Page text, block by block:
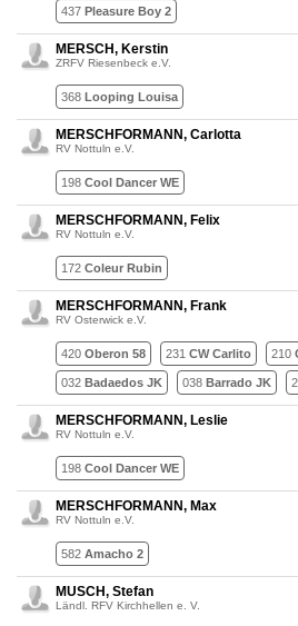
437 Pleasure Boy 2
MERSCH, Kerstin
ZRFV Riesenbeck e.V.
368 Looping Louisa
MERSCHFORMANN, Carlotta
RV Nottuln e.V.
198 Cool Dancer WE
MERSCHFORMANN, Felix
RV Nottuln e.V.
172 Coleur Rubin
MERSCHFORMANN, Frank
RV Osterwick e.V.
420 Oberon 58 231 CW Carlito 210
032 Badaedos JK 038 Barrado JK
MERSCHFORMANN, Leslie
RV Nottuln e.V.
198 Cool Dancer WE
MERSCHFORMANN, Max
RV Nottuln e.V.
582 Amacho 2
MUSCH, Stefan
Ländl. RFV Kirchhellen e. V.